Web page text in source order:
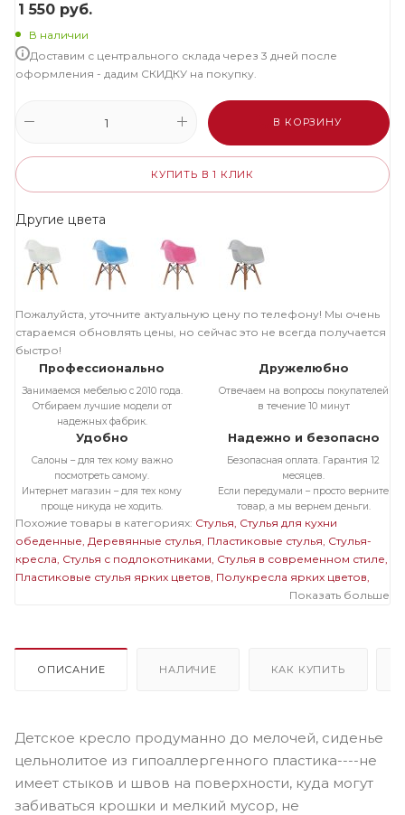
1 550 руб.
В наличии
Доставим с центрального склада через 3 дней после
оформления - дадим СКИДКУ на покупку.
В КОРЗИНУ
КУПИТЬ В 1 КЛИК
Другие цвета
Пожалуйста, уточните актуальную цену по телефону! Мы очень
стараемся обновлять цены, но сейчас это не всегда получается
быстро!
Профессионально
Занимаемся мебелью с 2010 года.
Отбираем лучшие модели от
надежных фабрик.
Дружелюбно
Отвечаем на вопросы покупателей
в течение 10 минут
Удобно
Салоны – для тех кому важно
посмотреть самому.
Интернет магазин – для тех кому
проще никуда не ходить.
Надежно и безопасно
Безопасная оплата. Гарантия 12
месяцев.
Если передумали – просто верните
товар, а мы вернем деньги.
Похожие товары в категориях: Стулья Стулья для кухни
обеденные Деревянные стулья Пластиковые стулья Стулья-
кресла Стулья с подлокотниками Стулья в современном стиле
Пластиковые стулья ярких цветов Полукресла ярких цветов
Показать больше
ОПИСАНИЕ НАЛИЧИЕ КАК КУПИТЬ
Детское кресло продуманно до мелочей, сиденье
цельнолитое из гипоаллергенного пластика----не
имеет стыков и швов на поверхности, куда могут
забиваться крошки и мелкий мусор, не